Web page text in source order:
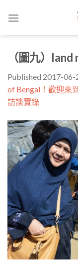
（圖九）
Published 2017-06-
of Bengal！歡迎來
訪談實錄